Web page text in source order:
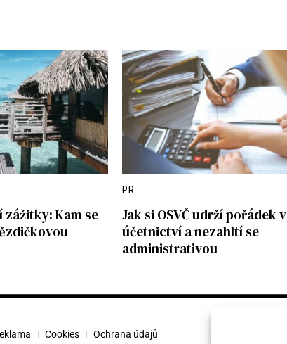
Kam se
PR
Jak si OSVČ udrží pořádek v
účetnictví a nezahltí se
administrativou
Cookies Ochrana údajů